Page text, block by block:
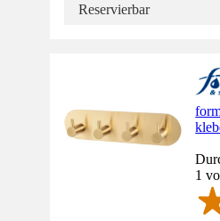
Reservierbar
1